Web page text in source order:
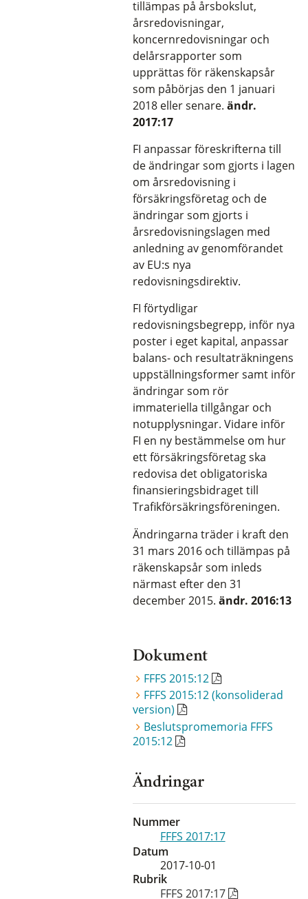
tillämpas på årsbokslut,
årsredovisningar,
koncernredovisningar och
delårsrapporter som
upprättas för räkenskapsår
som påbörjas den 1 januari
2018 eller senare. ändr.
2017:17
FI anpassar föreskrifterna till
de ändringar som gjorts i lagen
om årsredovisning i
försäkringsföretag och de
ändringar som gjorts i
årsredovisningslagen med
anledning av genomförandet
av EU:s nya
redovisningsdirektiv.
FI förtydligar
redovisningsbegrepp, inför nya
poster i eget kapital, anpassar
balans- och resultaträkningens
uppställningsformer samt inför
ändringar som rör
immateriella tillgångar och
notupplysningar. Vidare inför
FI en ny bestämmelse om hur
ett försäkringsföretag ska
redovisa det obligatoriska
finansieringsbidraget till
Trafikförsäkringsföreningen.
Ändringarna träder i kraft den
31 mars 2016 och tillämpas på
räkenskapsår som inleds
närmast efter den 31
december 2015. ändr. 2016:13
Dokument
FFFS 2015:12
FFFS 2015:12 (konsoliderad
version)
Beslutspromemoria FFFS
2015:12
Ändringar
Nummer
FFFS 2017:17
Datum
2017-10-01
Rubrik
FFFS 2017:17